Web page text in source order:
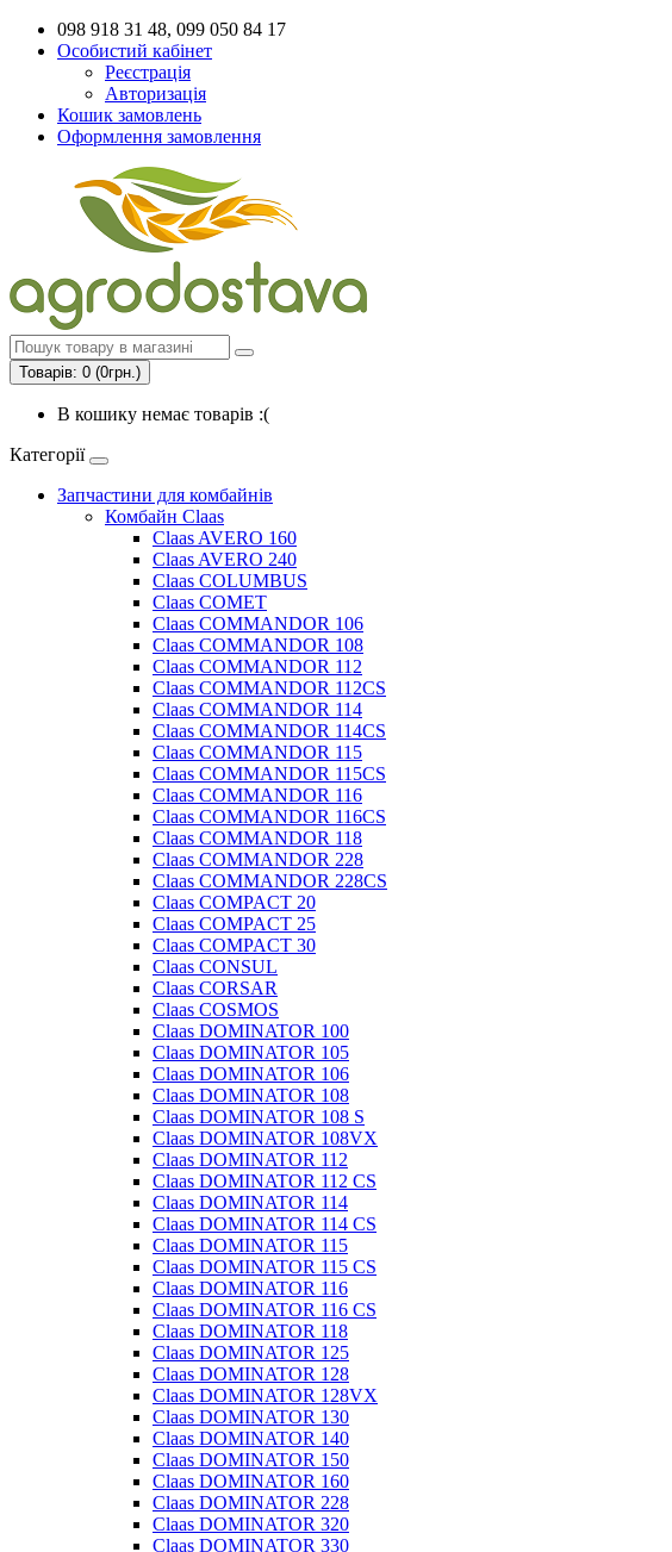
098 918 31 48, 099 050 84 17
Особистий кабінет
Реєстрація
Авторизація
Кошик замовлень
Оформлення замовлення
Товарів: 0 (0грн.)
В кошику немає товарів :(
Категорії
Запчастини для комбайнів
Комбайн Claas
Claas AVERO 160
Claas AVERO 240
Claas COLUMBUS
Claas COMET
Claas COMMANDOR 106
Claas COMMANDOR 108
Claas COMMANDOR 112
Claas COMMANDOR 112CS
Claas COMMANDOR 114
Claas COMMANDOR 114CS
Claas COMMANDOR 115
Claas COMMANDOR 115CS
Claas COMMANDOR 116
Claas COMMANDOR 116CS
Claas COMMANDOR 118
Claas COMMANDOR 228
Claas COMMANDOR 228CS
Claas COMPACT 20
Claas COMPACT 25
Claas COMPACT 30
Claas CONSUL
Claas CORSAR
Claas COSMOS
Claas DOMINATOR 100
Claas DOMINATOR 105
Claas DOMINATOR 106
Claas DOMINATOR 108
Claas DOMINATOR 108 S
Claas DOMINATOR 108VX
Claas DOMINATOR 112
Claas DOMINATOR 112 CS
Claas DOMINATOR 114
Claas DOMINATOR 114 CS
Claas DOMINATOR 115
Claas DOMINATOR 115 CS
Claas DOMINATOR 116
Claas DOMINATOR 116 CS
Claas DOMINATOR 118
Claas DOMINATOR 125
Claas DOMINATOR 128
Claas DOMINATOR 128VX
Claas DOMINATOR 130
Claas DOMINATOR 140
Claas DOMINATOR 150
Claas DOMINATOR 160
Claas DOMINATOR 228
Claas DOMINATOR 320
Claas DOMINATOR 330